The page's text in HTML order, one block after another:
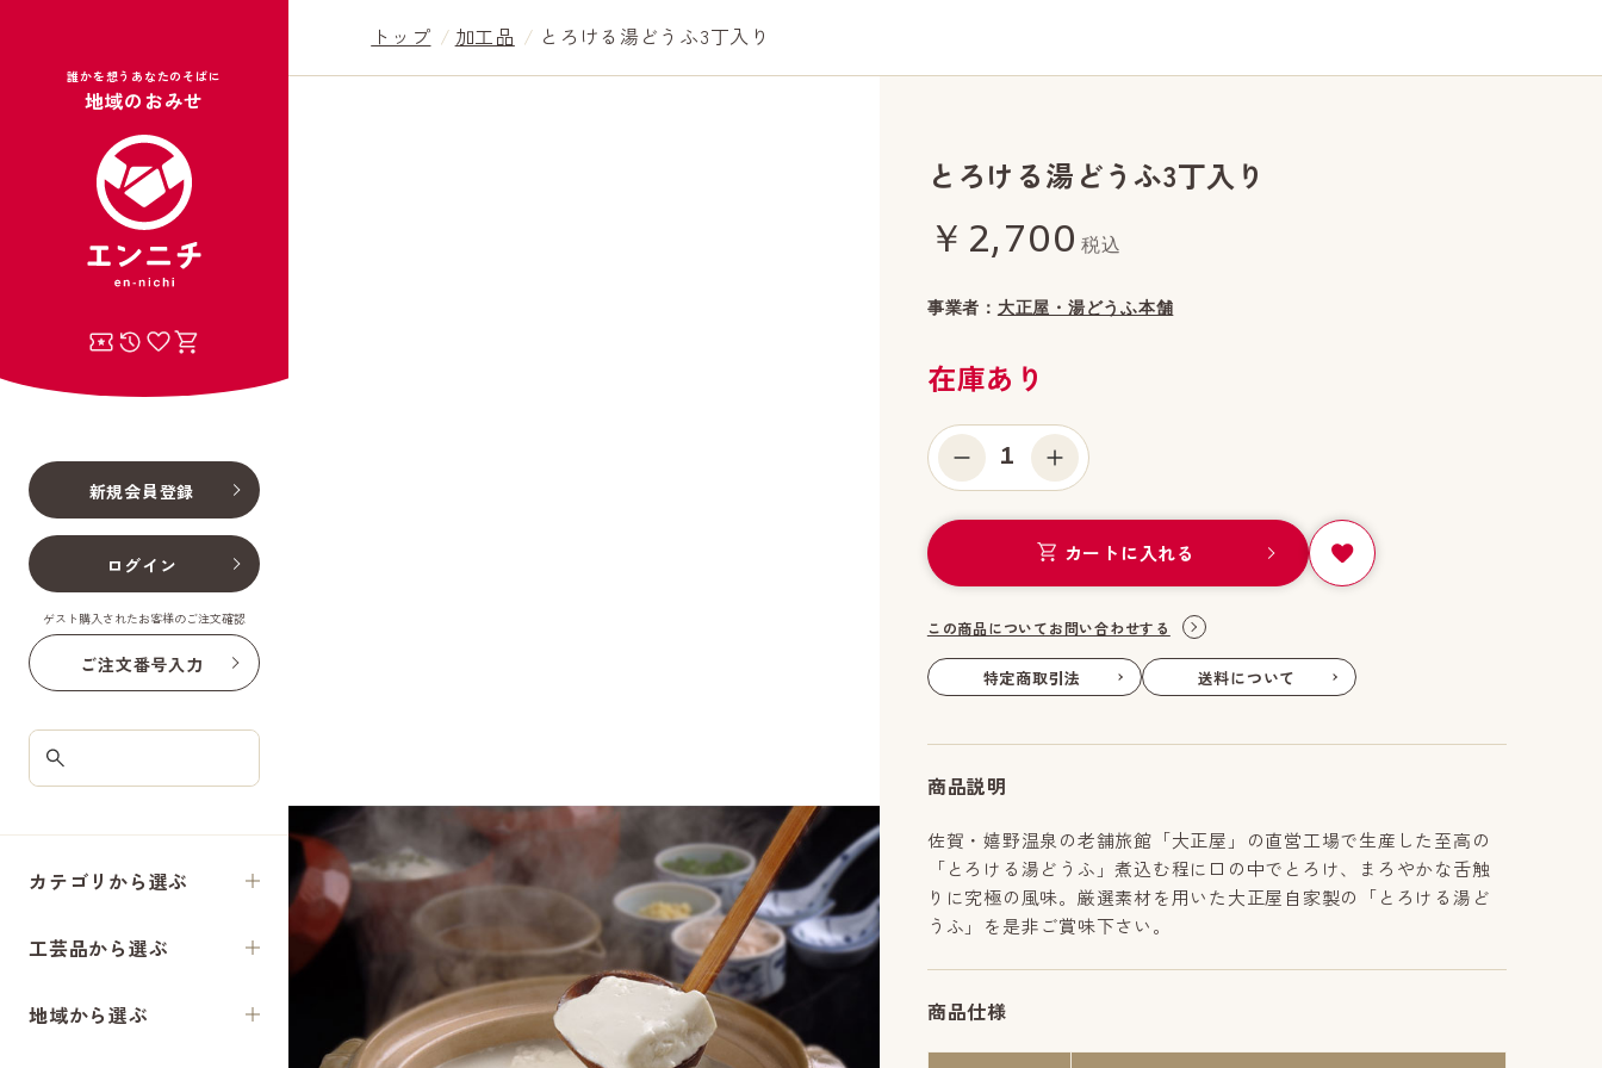
誰かを想うあなたのそばに
地域のおみせ
新規会員登録
ログイン
ゲスト購入されたお客様のご注文確認
ご注文番号入力
カテゴリから選ぶ
工芸品から選ぶ
地域から選ぶ
トップ 加工品 とろける湯どうふ3丁入り
とろける湯どうふ3丁入り
￥2,700 税込
事業者： 大正屋・湯どうふ本舗
在庫あり
1
カートに入れる
この商品についてお問い合わせする
特定商取引法 送料について
商品説明
佐賀・嬉野温泉の老舗旅館「大正屋」の直営工場で生産した至高の
「とろける湯どうふ」煮込む程に口の中でとろけ、まろやかな舌触
りに究極の風味。厳選素材を用いた大正屋自家製の「とろける湯ど
うふ」を是非ご賞味下さい。
商品仕様